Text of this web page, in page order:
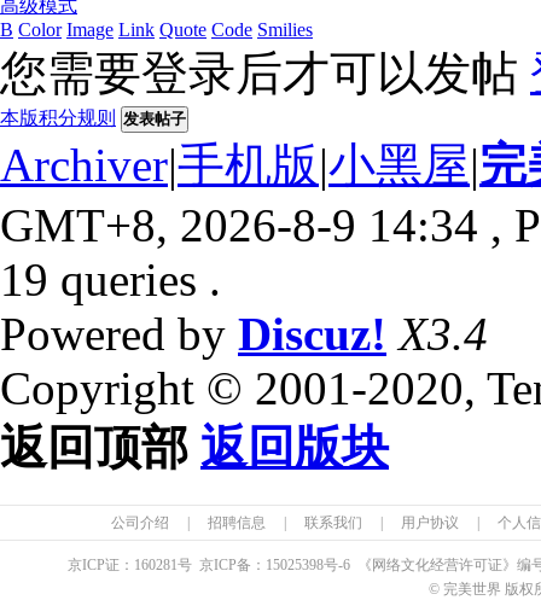
高级模式
B Color Image Link Quote Code Smilies
您需要登录后才可以发帖
本版积分规则 发表帖子
Archiver|手机版|小黑屋|完
GMT+8, 2026-8-9 14:34 ,
19 queries .
Powered by Discuz! X3.4
Copyright © 2001-2020,
返回顶部 返回版块
公司介绍 招聘信息 联系我们 用户协议 个人
京ICP证： 160281号 京ICP备： 15025398号-6 《网络文化经营许可证》编
© 完美世界 版权